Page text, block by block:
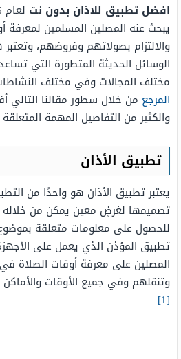
افضل تطبيق للاذان بدون نت
يبحث عنه المصلين المسلمين لمعرفة
والالتزام بصولاتهم وفروضهم،
الوسائل الحديثة المتطورة التي
مختلف المجالات وفي مختلف
المرجع من خلال سطور مقالنا التالي
والكثير من التفاصيل المهمة
تطبيق الأذان
يعتبر تطبيق الأذان هو واحدًا من
تصميمها لغرضٍ معين يمكن من
للحصول على معلومات متعلقة
تطبيق المؤذن الذي يعمل على
المصلين على معرفة أوقات الصلاة
وتنقلهم وفي جميع الأوقات والأماكن
[1]